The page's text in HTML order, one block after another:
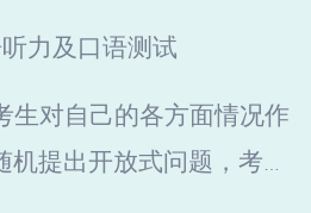
力及口语测试
生对自己的各方面情况作
提出开放式问题，考生